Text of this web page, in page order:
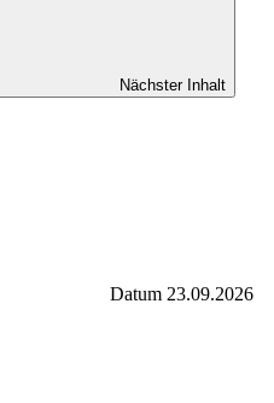
Nächster Inhalt
Datum 23.09.2026